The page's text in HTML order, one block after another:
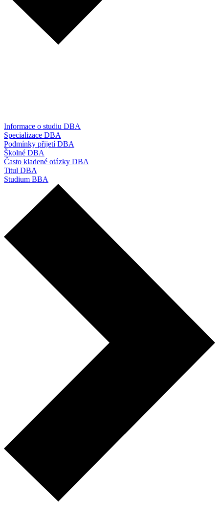
Informace o studiu DBA
Specializace DBA
Podmínky přijetí DBA
Školné DBA
Často kladené otázky DBA
Titul DBA
Studium BBA